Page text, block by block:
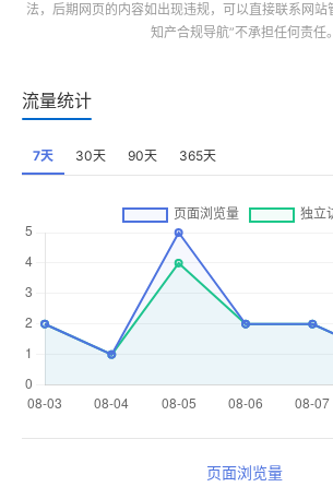
法，后期网页的内容如出现违规，可以直接联系网站
知产合规导航”不承担任何责任。
流量统计
7天 30天 90天 365天
页面浏览量